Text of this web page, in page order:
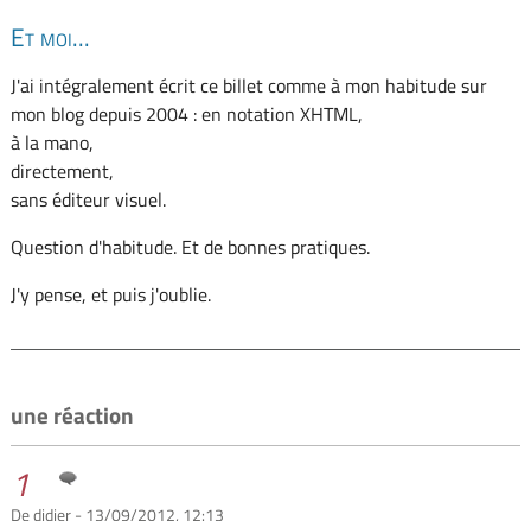
Et moi...
J'ai intégralement écrit ce billet comme à mon habitude sur
mon blog depuis 2004 : en notation XHTML,
à la mano,
directement,
sans éditeur visuel.
Question d'habitude. Et de bonnes pratiques.
J'y pense, et puis j'oublie.
une réaction
1
Dedidier- 13/09/2012, 12:13